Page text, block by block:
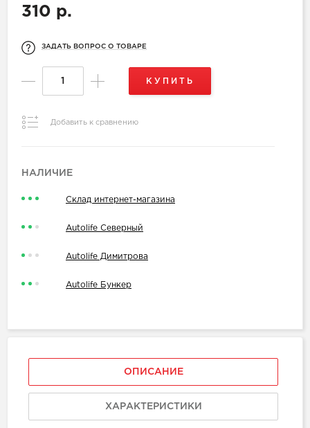
310 р.
ЗАДАТЬ ВОПРОС О ТОВАРЕ
КУПИТЬ
Добавить к сравнению
НАЛИЧИЕ
Склад интернет-магазина
Autolife Северный
Autolife Димитрова
Autolife Бункер
ОПИСАНИЕ
ХАРАКТЕРИСТИКИ